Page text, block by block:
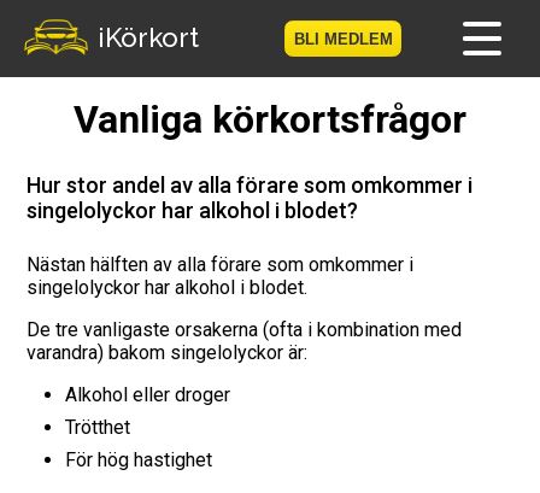
iKörkort BLI MEDLEM
Hem
Bli medlem
Prov
Körkortsresan
Vägmärkesspelet
Körkortsteori
Vanliga körkortsfrågor
Hur stor andel av alla förare som omkommer i
singelolyckor har alkohol i blodet?
Nästan hälften av alla förare som omkommer i
singelolyckor har alkohol i blodet.
De tre vanligaste orsakerna (ofta i kombination med
varandra) bakom singelolyckor är:
Alkohol eller droger
Trötthet
För hög hastighet